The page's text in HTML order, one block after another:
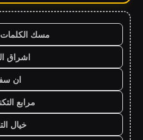
مسك
اشراق
ان
مرابع
خيال